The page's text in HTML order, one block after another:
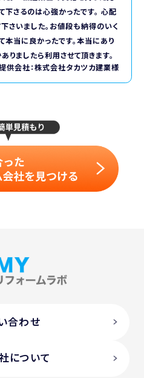
さるのは心強かったです。 心配
さいました。お値段も納得のいく
本当に良かったです。本当にあり
りましたら利用させて頂きます。
供会社：株式会社タカツカ建業様
合わせ
について